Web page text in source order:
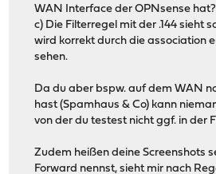
WAN Interface der OPNsense hat?
c) Die Filterregel mit der .144 sieht
wird korrekt durch die association
sehen.
Da du aber bspw. auf dem WAN
hast (Spamhaus & Co) kann
von der du testest nicht ggf. in der
Zudem heißen deine Screenshots
Forward nennst, sieht mir nach